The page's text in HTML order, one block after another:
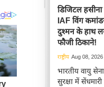
डिजिटल
IAF विंग
दुश्मन के हाथ
फौजी ठिकाने!
राष्ट्रीय Aug 08, 2026
भारतीय वायु
सुरक्षा में